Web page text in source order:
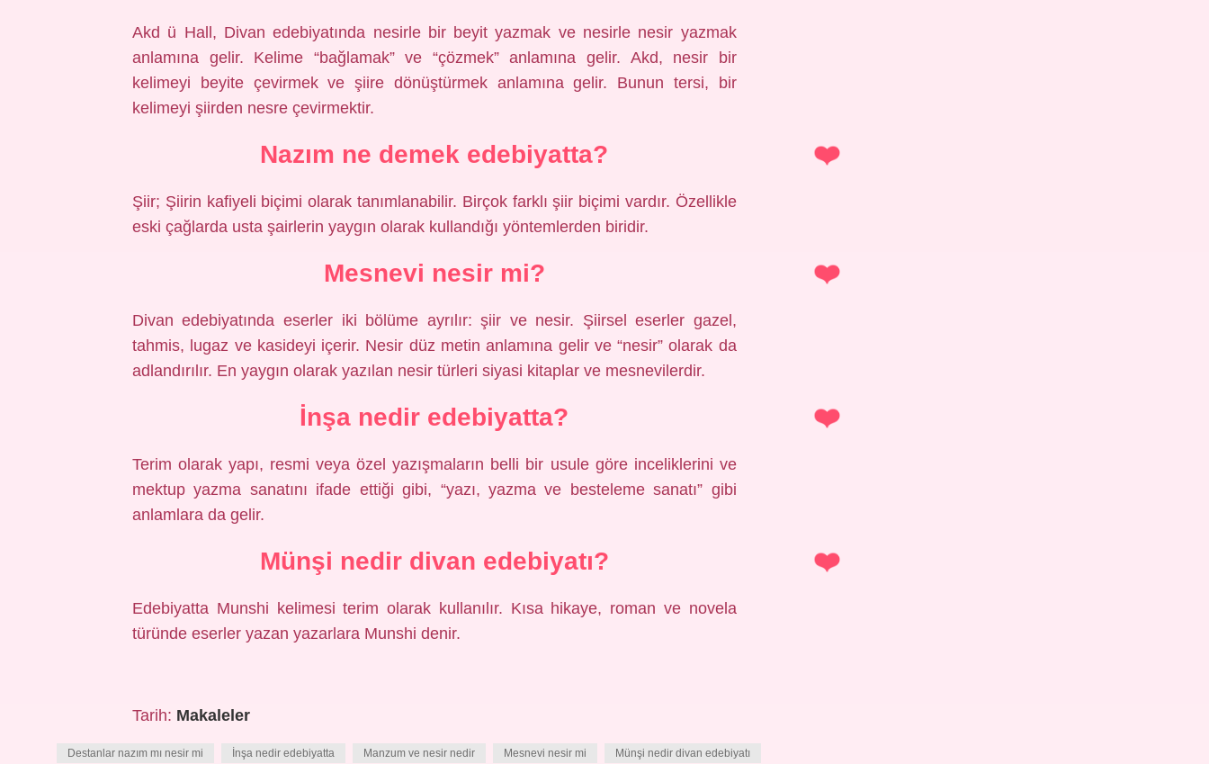
Akd ü Hall, Divan edebiyatında nesirle bir beyit yazmak ve nesirle nesir yazmak
anlamına gelir. Kelime “bağlamak” ve “çözmek” anlamına gelir. Akd, nesir bir
kelimeyi beyite çevirmek ve şiire dönüştürmek anlamına gelir. Bunun tersi, bir
kelimeyi şiirden nesre çevirmektir.
Nazım ne demek edebiyatta?
Şiir; Şiirin kafiyeli biçimi olarak tanımlanabilir. Birçok farklı şiir biçimi vardır. Özellikle
eski çağlarda usta şairlerin yaygın olarak kullandığı yöntemlerden biridir.
Mesnevi nesir mi?
Divan edebiyatında eserler iki bölüme ayrılır: şiir ve nesir. Şiirsel eserler gazel,
tahmis, lugaz ve kasideyi içerir. Nesir düz metin anlamına gelir ve “nesir” olarak da
adlandırılır. En yaygın olarak yazılan nesir türleri siyasi kitaplar ve mesnevilerdir.
İnşa nedir edebiyatta?
Terim olarak yapı, resmi veya özel yazışmaların belli bir usule göre inceliklerini ve
mektup yazma sanatını ifade ettiği gibi, “yazı, yazma ve besteleme sanatı” gibi
anlamlara da gelir.
Münşi nedir divan edebiyatı?
Edebiyatta Munshi kelimesi terim olarak kullanılır. Kısa hikaye, roman ve novela
türünde eserler yazan yazarlara Munshi denir.
Tarih: Makaleler
Destanlar nazım mı nesir mi İnşa nedir edebiyatta Manzum ve nesir nedir Mesnevi nesir mi Münşi nedir divan edebiyatı